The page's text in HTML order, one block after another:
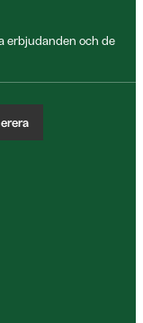
erbjudanden och de